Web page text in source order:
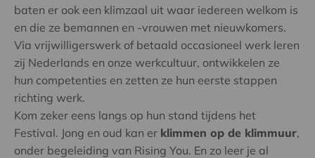
baten er ook een klimzaal uit waar iedereen welkom is
en die ze bemannen en -vrouwen met nieuwkomers.
Via vrijwilligerswerk of betaald occasioneel werk leren
zij Nederlands en onze werkcultuur, ontwikkelen ze
hun competenties en zetten ze hun eerste stappen
richting werk.
Kom zeker eens langs op hun stand tijdens het
Festival. Jong en oud kan er klimmen op de klimmuur,
onder begeleiding van Rising You. En zo leer je al